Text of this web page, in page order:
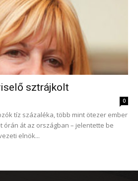
sztrájkolt
0
tíz százaléka, több mint ötezer ember
órán át az országban – jelentette be
elnök...